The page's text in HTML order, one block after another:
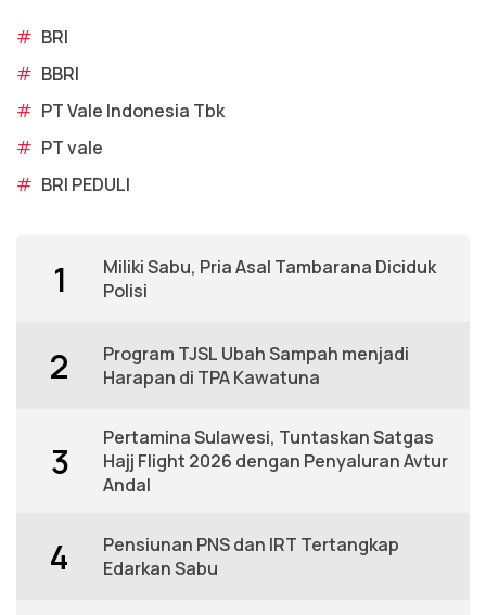
# BRI
# BBRI
# PT Vale Indonesia Tbk
# PT vale
# BRI PEDULI
1
Miliki Sabu, Pria Asal Tambarana Diciduk
Polisi
2
Program TJSL Ubah Sampah menjadi
Harapan di TPA Kawatuna
3
Pertamina Sulawesi, Tuntaskan Satgas
Hajj Flight 2026 dengan Penyaluran Avtur
Andal
4
Pensiunan PNS dan IRT Tertangkap
Edarkan Sabu